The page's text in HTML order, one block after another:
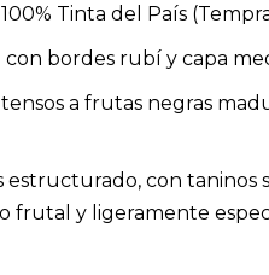
100% Tinta del País
con bordes rubí y capa
a frutas negras
estructurado, con taninos
frutal y ligeramente